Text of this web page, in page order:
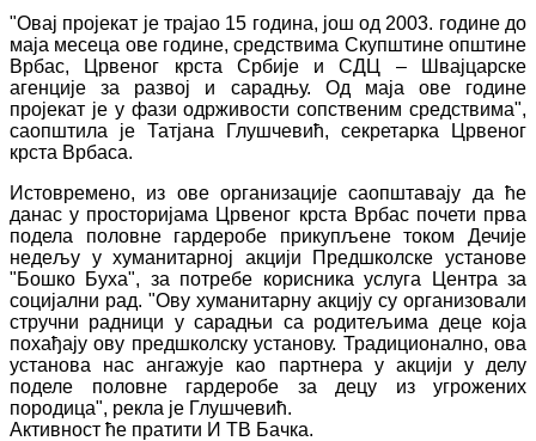
"Овај пројекат је трајао 15 година, још од 2003. године до
маја месеца ове године, средствима Скупштине општине
Врбас, Црвеног крста Србије и СДЦ – Швајцарске
агенције за развој и сарадњу. Од маја ове године
пројекат је у фази одрживости сопственим средствима",
саопштила је Татјана Глушчевић, секретарка Црвеног
крста Врбаса.
Истовремено, из ове организације саопштавају да ће
данас у просторијама Црвеног крста Врбас почети прва
подела половне гардеробе прикупљене током Дечије
недељу у хуманитарној акцији Предшколске установе
"Бошко Буха", за потребе корисника услуга Центра за
социјални рад. "Ову хуманитарну акцију су организовали
стручни радници у сарадњи са родитељима деце која
похађају ову предшколску установу. Традиционално, ова
установа нас ангажује као партнера у акцији у делу
поделе половне гардеробе за децу из угрожених
породица", рекла је Глушчевић.
Активност ће пратити И ТВ Бачка.